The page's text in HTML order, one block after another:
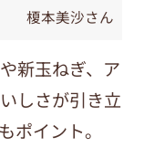
榎本美沙さん
新玉ねぎ、ア
しさが引き立
ポイント。